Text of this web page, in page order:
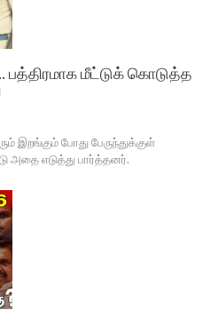
பத்திரமாக மீட்டுக் கொடுத்த
இறங்கும் போது பேருந்துக்குள்
அதை எடுத்து பார்த்தனர்.